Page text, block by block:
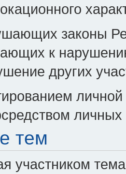
законы
к
других
тем
участником